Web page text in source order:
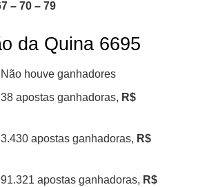
– 70 – 79
da Quina 6695
Não houve ganhadores
38 apostas ganhadoras, R$
3.430 apostas ganhadoras, R$
91.321 apostas ganhadoras, R$